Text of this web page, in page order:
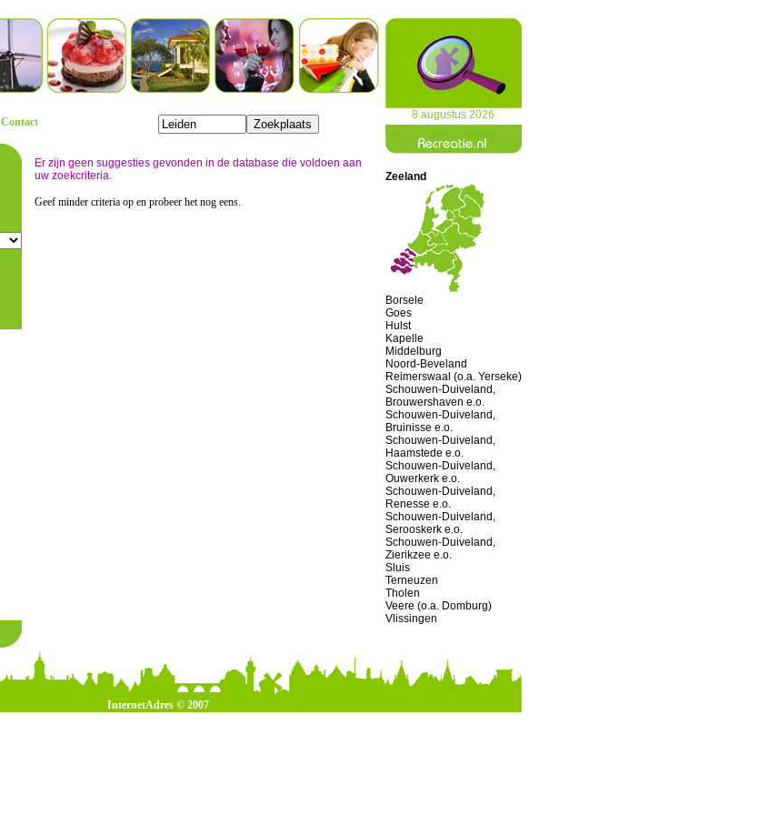
Contact
8 augustus 2026
Er zijn geen suggesties gevonden in de database die voldoen aan
uw zoekcriteria.
Geef minder criteria op en probeer het nog eens.
Zeeland
Borsele
Goes
Hulst
Kapelle
Middelburg
Noord-Beveland
Reimerswaal (o.a. Yerseke)
Schouwen-Duiveland,
Brouwershaven e.o.
Schouwen-Duiveland,
Bruinisse e.o.
Schouwen-Duiveland,
Haamstede e.o.
Schouwen-Duiveland,
Ouwerkerk e.o.
Schouwen-Duiveland,
Renesse e.o.
Schouwen-Duiveland,
Serooskerk e.o.
Schouwen-Duiveland,
Zierikzee e.o.
Sluis
Terneuzen
Tholen
Veere (o.a. Domburg)
Vlissingen
InternetAdres © 2007